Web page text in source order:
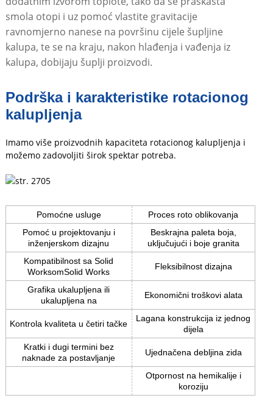
smola otopi i uz pomoć vlastite gravitacije
ravnomjerno nanese na površinu cijele šupljine
kalupa, te se na kraju, nakon hlađenja i vađenja iz
kalupa, dobijaju šuplji proizvodi.
Podrška i karakteristike rotacionog
kalupljenja
Imamo više proizvodnih kapaciteta rotacionog kalupljenja i
možemo zadovoljiti širok spektar potreba.
Pomoćne usluge
Proces roto oblikovanja
Pomoć u projektovanju i
inženjerskom dizajnu
Beskrajna paleta boja,
uključujući i boje granita
Kompatibilnost sa Solid
WorksomSolid Works
Fleksibilnost dizajna
Grafika ukalupljena ili
ukalupljena na
Ekonomični troškovi alata
Kontrola kvaliteta u četiri tačke
Lagana konstrukcija iz jednog
dijela
Kratki i dugi termini bez
naknade za postavljanje
Ujednačena debljina zida
Otpornost na hemikalije i
koroziju